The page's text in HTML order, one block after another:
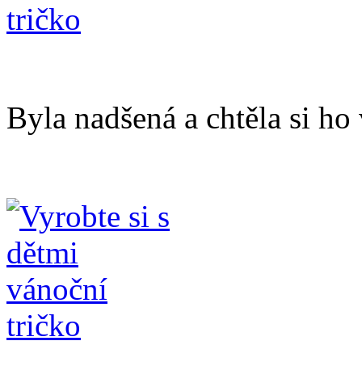
Byla nadšená a chtěla si